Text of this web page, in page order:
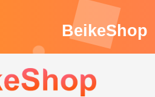
BeikeShop